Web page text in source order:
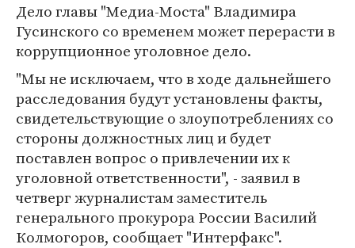
Дело главы "Медиа-Моста" Владимира
Гусинского со временем может перерасти в
коррупционное уголовное дело.
"Мы не исключаем, что в ходе дальнейшего
расследования будут установлены факты,
свидетельствующие о злоупотреблениях со
стороны должностных лиц и будет
поставлен вопрос о привлечении их к
уголовной ответственности", - заявил в
четверг журналистам заместитель
генерального прокурора России Василий
Колмогоров, сообщает "Интерфакс".